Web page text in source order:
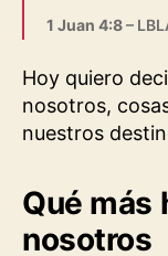
1 Juan 4:8–
Hoy quiero
nosotros,
nuestros
Qué más
nosotros